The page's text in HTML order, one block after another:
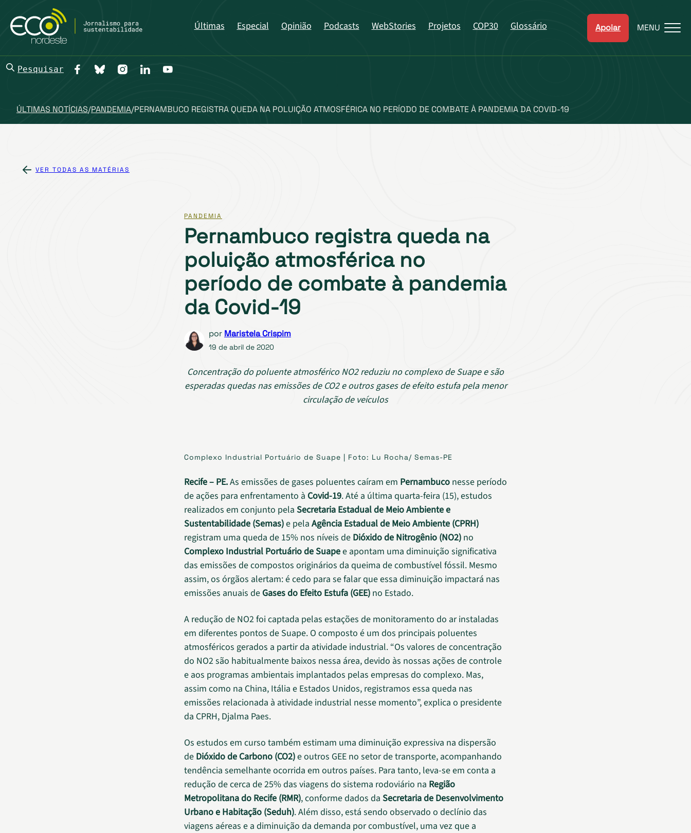
Últimas Especial Opinião Podcasts WebStories Projetos COP30 Glossário Apoiar MENU
Pesquisar
ÚLTIMAS NOTÍCIAS/PANDEMIA/PERNAMBUCO REGISTRA QUEDA NA POLUIÇÃO ATMOSFÉRICA NO PERÍODO DE COMBATE À PANDEMIA DA COVID-19
VER TODAS AS MATÉRIAS
PANDEMIA
Pernambuco registra queda na
poluição atmosférica no
período de combate à pandemia
da Covid-19
por Maristela Crispim
19 de abril de 2020
Concentração do poluente atmosférico NO2 reduziu no complexo de Suape e são
esperadas quedas nas emissões de CO2 e outros gases de efeito estufa pela menor
circulação de veículos
Complexo Industrial Portuário de Suape | Foto: Lu Rocha/ Semas-PE
Recife – PE.As emissões de gases poluentes caíram em Pernambuco nesse período
de ações para enfrentamento à Covid-19. Até a última quarta-feira (15), estudos
realizados em conjunto pela Secretaria Estadual de Meio Ambiente e
Sustentabilidade (Semas)e pela Agência Estadual de Meio Ambiente (CPRH)
registram uma queda de 15% nos níveis de Dióxido de Nitrogênio (NO2) no
Complexo Industrial Portuário de Suapee apontam uma diminuição significativa
das emissões de compostos originários da queima de combustível fóssil. Mesmo
assim, os órgãos alertam: é cedo para se falar que essa diminuição impactará nas
emissões anuais de Gases do Efeito Estufa (GEE) no Estado.
A redução de NO2 foi captada pelas estações de monitoramento do ar instaladas
em diferentes pontos de Suape. O composto é um dos principais poluentes
atmosféricos gerados a partir da atividade industrial. “Os valores de concentração
do NO2 são habitualmente baixos nessa área, devido às nossas ações de controle
e aos programas ambientais implantados pelas empresas do complexo. Mas,
assim como na China, Itália e Estados Unidos, registramos essa queda nas
emissões relacionada à atividade industrial nesse momento”, explica o presidente
da CPRH, Djalma Paes.
Os estudos em curso também estimam uma diminuição expressiva na dispersão
de Dióxido de Carbono (CO2)e outros GEE no setor de transporte, acompanhando
tendência semelhante ocorrida em outros países. Para tanto, leva-se em conta a
redução de cerca de 25% das viagens do sistema rodoviário na Região
Metropolitana do Recife (RMR), conforme dados da Secretaria de Desenvolvimento
Urbano e Habitação (Seduh). Além disso, está sendo observado o declínio das
viagens aéreas e a diminuição da demanda por combustível, uma vez que a